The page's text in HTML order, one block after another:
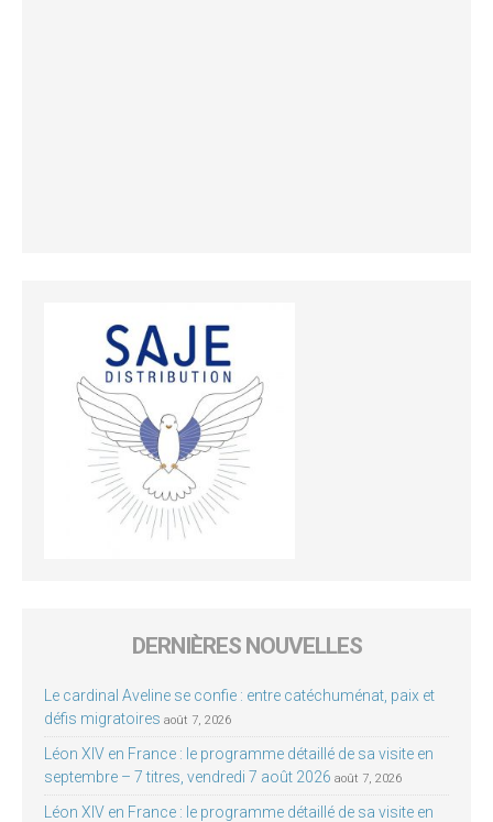
DERNIÈRES NOUVELLES
Le cardinal Aveline se confie : entre catéchuménat, paix et
défis migratoires août 7, 2026
Léon XIV en France : le programme détaillé de sa visite en
septembre – 7 titres, vendredi 7 août 2026 août 7, 2026
Léon XIV en France : le programme détaillé de sa visite en